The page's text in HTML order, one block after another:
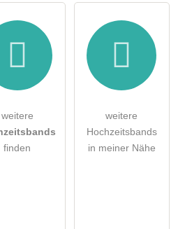
ich zur Kenntnis genommen.
öffentliche Fragen sind
weitere
finden
weitere
Hochzeitsbands
in meiner Nähe